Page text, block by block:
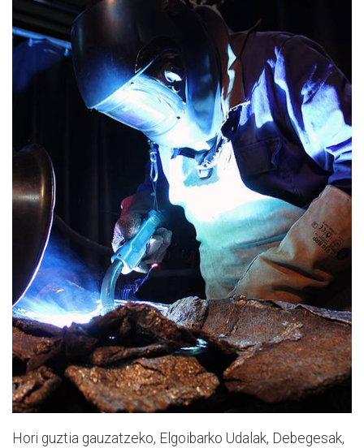
Hori guztia gauzatzeko, Elgoibarko Udalak, Debegesak,